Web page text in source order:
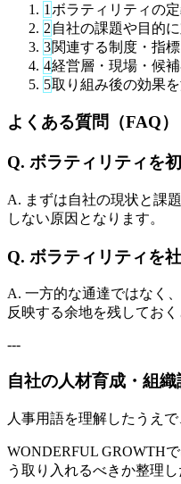
1 ボラティリティの
2 自社の課題や目的
3関連する制度・指
4経営層・現場・候
5取り組み後の効果
よくある質問（FAQ）
Q. ボラティリティを
A. まずは自社の現状と課
しない原因となります。
Q. ボラティリティを
A. 一方的な通達ではなく
反映する余地を残してお
---
自社の人材育成・組
人事用語を理解したうえ
WONDERFUL GROWTH
う取り入れるべきか整理